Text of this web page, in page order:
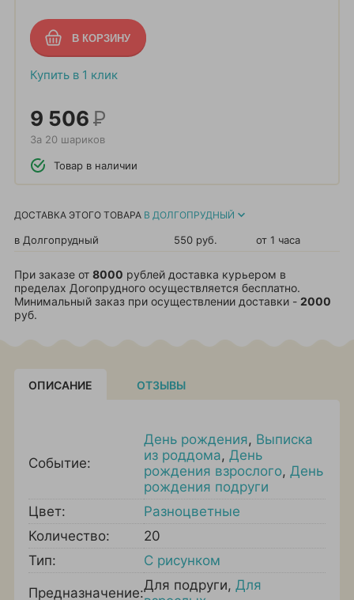
Купить в 1 клик
9 506Р
За 20 шариков
Товар в наличии
ДОСТАВКА ЭТОГО ТОВАРА В ДОЛГОПРУДНЫЙ
в Долгопрудный 550 руб. от 1 часа
При заказе от 8000 рублей доставка курьером в
пределах Догопрудного осуществляется бесплатно.
Минимальный заказ при осуществлении доставки - 2000
руб.
ОПИСАНИЕ ОТЗЫВЫ
Событие:
День рождения, Выписка
из роддома, День
рождения взрослого, День
рождения подруги
Цвет:
Разноцветные
Количество:
20
Тип:
С рисунком
Предназначение:Для подруги, Для